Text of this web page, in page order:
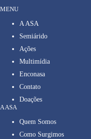
MENU
A ASA
Semiárido
Ações
Multimídia
Enconasa
Contato
Doações
A ASA
Quem Somos
Como Surgimos